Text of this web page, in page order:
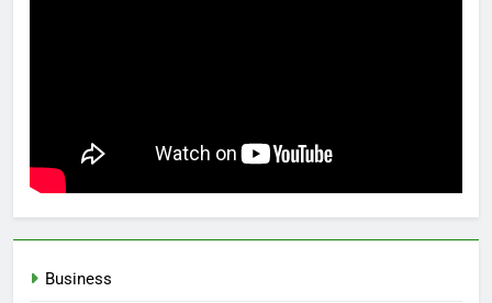
Business